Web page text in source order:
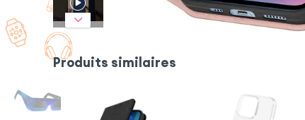
Produits similaires